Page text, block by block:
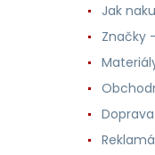
Jak
Značky